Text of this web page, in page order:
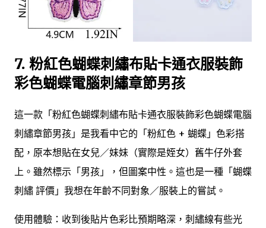
7. 粉紅色蝴蝶刺繡布貼卡通衣服裝飾
彩色蝴蝶電腦刺繡章節男孩
這一款「粉紅色蝴蝶刺繡布貼卡通衣服裝飾彩色蝴蝶電腦
刺繡章節男孩」是我看中它的「粉紅色 + 蝴蝶」色彩搭
配，原本想貼在女兒／妹妹（實際是姪女）舊牛仔外套
上。雖然標示「男孩」，但圖案中性。這也是一種「蝴蝶
刺繡 評價」我想在年齡不同對象／服裝上的嘗試。
使用體驗：收到後貼片色彩比預期略深，刺繡線有些光